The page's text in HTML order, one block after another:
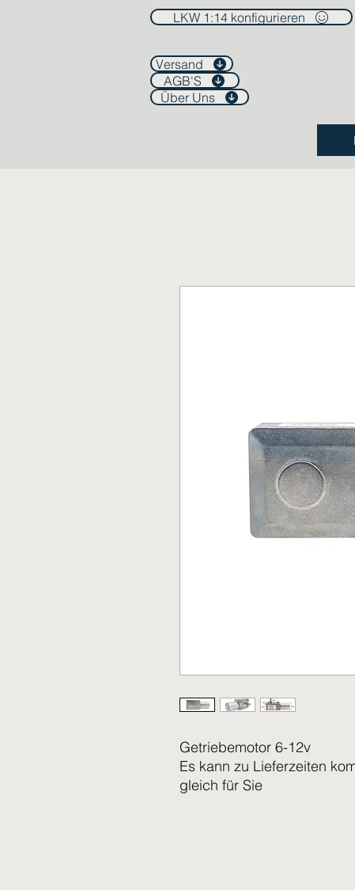
LKW 1:14 konfigurieren
Versand
AGB'S
Über Uns
Getriebemotor 6-12v
Es kann zu Lieferzeiten
gleich für Sie